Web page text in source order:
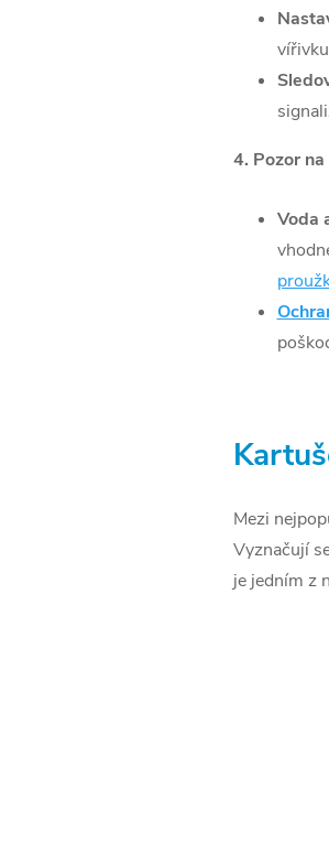
4. Pozor
Voda
Mezi
Vyznačují
je jedním z